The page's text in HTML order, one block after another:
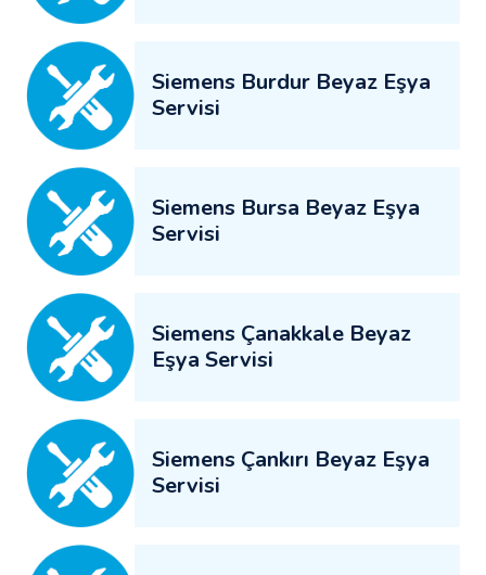
Siemens Burdur Beyaz Eşya
Servisi
Siemens Bursa Beyaz Eşya
Servisi
Siemens Çanakkale Beyaz
Eşya Servisi
Siemens Çankırı Beyaz Eşya
Servisi